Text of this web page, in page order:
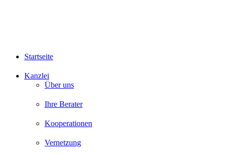
Startseite
Kanzlei
Über uns
Ihre Berater
Kooperationen
Vernetzung